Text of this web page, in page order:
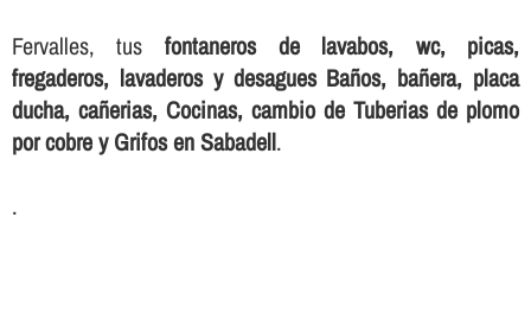
Fervalles, tus fontaneros de lavabos, wc, picas,
fregaderos, lavaderos y desagues Baños, bañera, placa
ducha, cañerias, Cocinas, cambio de Tuberias de plomo
por cobre y Grifos en Sabadell.
.